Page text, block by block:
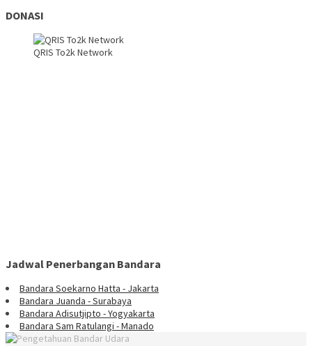
DONASI
QRIS To2k Network
Jadwal Penerbangan Bandara
Bandara Soekarno Hatta - Jakarta
Bandara Juanda - Surabaya
Bandara Adisutjipto - Yogyakarta
Bandara Sam Ratulangi - Manado